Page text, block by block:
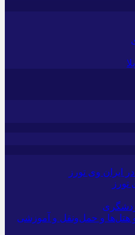
ایران وی تورز
تورز
هتل‌ها و حمل‌و‌نقل و آموزشی